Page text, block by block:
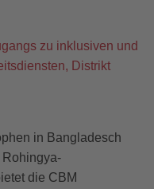
zu inklusiven und
Distrikt
in Bangladesch
Rohingya-
die CBM